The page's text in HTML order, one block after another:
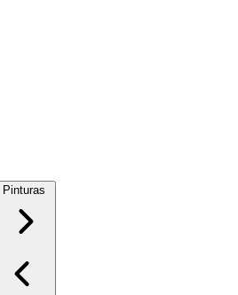
Pinturas